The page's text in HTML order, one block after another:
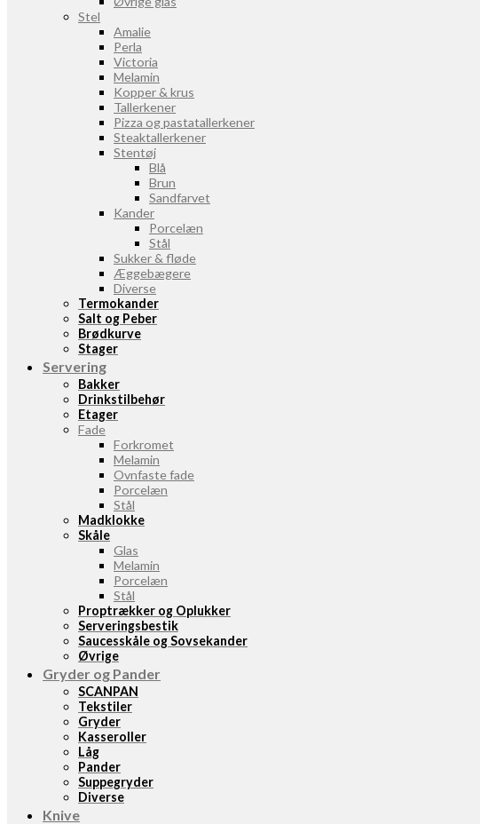
Stel
Amalie
Perla
Victoria
Melamin
Kopper & krus
Tallerkener
Pizza og pastatallerkener
Steaktallerkener
Stentøj
Blå
Brun
Sandfarvet
Kander
Porcelæn
Stål
Sukker & fløde
Æggebægere
Diverse
Termokander
Salt og Peber
Brødkurve
Stager
Servering
Bakker
Drinkstilbehør
Etager
Fade
Forkromet
Melamin
Ovnfaste fade
Porcelæn
Stål
Madklokke
Skåle
Glas
Melamin
Porcelæn
Stål
Proptrækker og Oplukker
Serveringsbestik
Saucesskåle og Sovsekander
Øvrige
Gryder og Pander
SCANPAN
Tekstiler
Gryder
Kasseroller
Låg
Pander
Suppegryder
Diverse
Knive